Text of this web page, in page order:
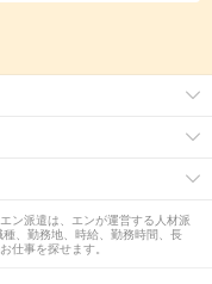
ン派遣は、エンが運営する人材派
、勤務地、時給、勤務時間、長
仕事を探せます。